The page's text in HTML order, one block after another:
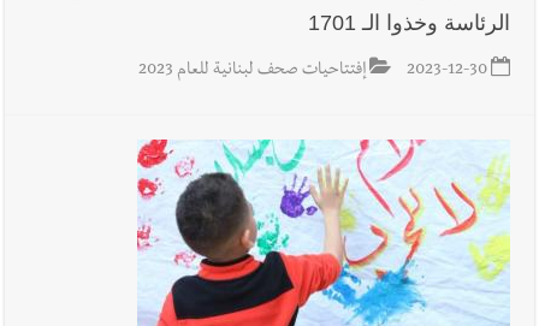
الرئاسة وخذوا الـ 1701
2023-12-30 إفتتاحيات صحف لبنانية للعام 2023